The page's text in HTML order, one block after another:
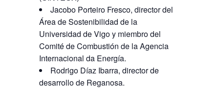
Jacobo Porteiro Fresco, director del
Área de Sostenibilidad de la
Universidad de Vigo y miembro del
Comité de Combustión de la Agencia
Internacional da Energía.
Rodrigo Díaz Ibarra, director de
desarrollo de Reganosa.